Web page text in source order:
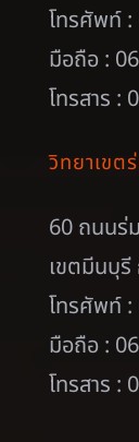
โทรศัพท์
มือถือ :
โทรสาร :
วิทยาเขต
60 ถนนร่
เขตมีนบุ
โทรศัพท์
มือถือ :
โทรสาร :